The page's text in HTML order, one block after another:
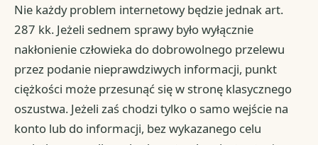
Nie każdy problem internetowy będzie jednak art.
287 kk. Jeżeli sednem sprawy było wyłącznie
nakłonienie człowieka do dobrowolnego przelewu
przez podanie nieprawdziwych informacji, punkt
ciężkości może przesunąć się w stronę klasycznego
oszustwa. Jeżeli zaś chodzi tylko o samo wejście na
konto lub do informacji, bez wykazanego celu